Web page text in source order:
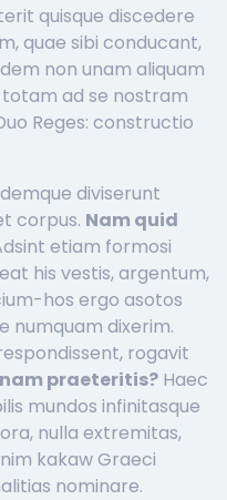
quisque discedere
quae sibi conducant,
non unam aliquam
ad se nostram
Reges: constructio
diviserunt
corpus. Nam quid
etiam formosi
his vestis, argentum,
hos ergo asotos
numquam dixerim.
rogavit
praeteritis? Haec
mundos infinitasque
nulla extremitas,
kakaw Graeci
nominare.